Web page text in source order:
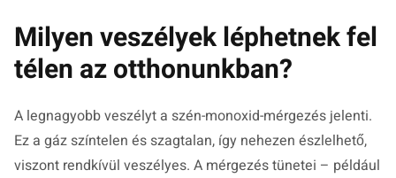
Milyen veszélyek léphetnek fel
télen az otthonunkban?
A legnagyobb veszélyt a szén-monoxid-mérgezés jelenti.
Ez a gáz színtelen és szagtalan, így nehezen észlelhető,
viszont rendkívül veszélyes. A mérgezés tünetei – például